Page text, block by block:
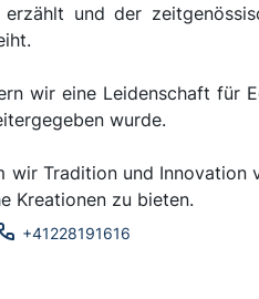
und der
wir eine Leidenschaft für
wurde.
Tradition und Innovation
Kreationen zu bieten.
+41228191616